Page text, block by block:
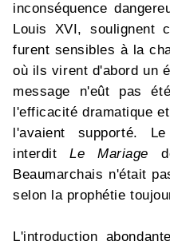
inconséquence
Louis XVI, soulignent
furent sensibles à la
où ils virent d'abord un
message n'eût pas
l'efficacité dramatique
l'avaient supporté.
interditLe Mariage
Beaumarchais n'était
selon la prophétie
L'introduction